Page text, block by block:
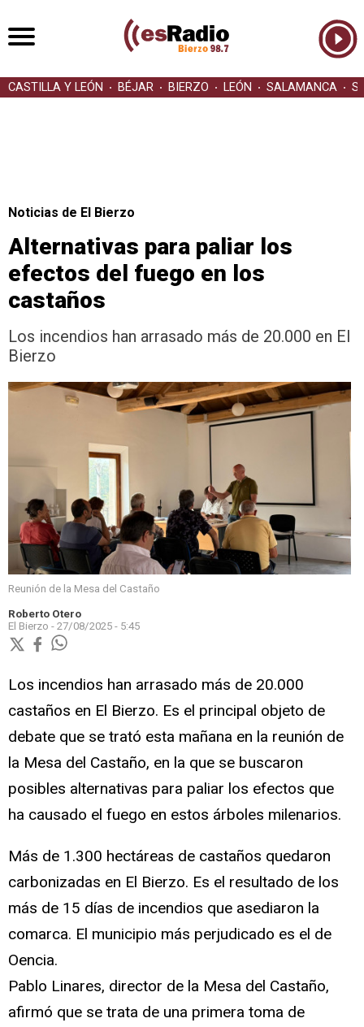
CASTILLA Y LEÓN BÉJAR BIERZO LEÓN SALAMANCA
Noticias de El Bierzo
Alternativas para paliar los
efectos del fuego en los
castaños
Los incendios han arrasado más de 20.000 en El
Bierzo
Reunión de la Mesa del Castaño
Roberto Otero
El Bierzo - 27/08/2025 - 5:45
Los incendios han arrasado más de 20.000
castaños en El Bierzo. Es el principal objeto de
debate que se trató esta mañana en la reunión de
la Mesa del Castaño, en la que se buscaron
posibles alternativas para paliar los efectos que
ha causado el fuego en estos árboles milenarios.
Más de 1.300 hectáreas de castaños quedaron
carbonizadas en El Bierzo. Es el resultado de los
más de 15 días de incendios que asediaron la
comarca. El municipio más perjudicado es el de
Oencia.
Pablo Linares, director de la Mesa del Castaño,
afirmó que se trata de una primera toma de